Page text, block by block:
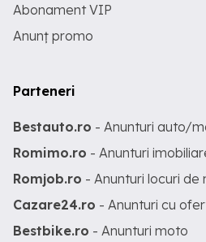
Abonament VIP
Anunț promo
Parteneri
Bestauto.ro - Anunturi auto/
Romimo.ro - Anunturi
Romjob.ro - Anunturi locuri de
Cazare24.ro - Anunturi cu
Bestbike.ro - Anunturi moto